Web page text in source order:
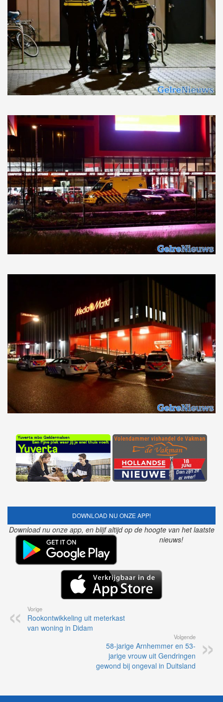
DOWNLOAD NU ONZE APP!
Download nu onze app, en blijf altijd op de hoogte van het laatste
nieuws!
Vorige
Rookontwikkeling uit meterkast
van woning in Didam
Volgende
58-jarige Arnhemmer en 53-
jarige vrouw uit Gendringen
gewond bij ongeval in Duitsland